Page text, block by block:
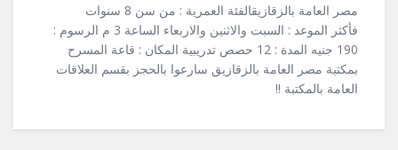
مصر العامة بالزقازيقالفئة العمرية : من سن 8 سنوات
فأكثر الموعد : السبت والاثنين والاربعاء الساعة 3 م الرسوم :
190 جنيه المدة : 12 حصص تدريبية المكان : قاعة المسرح
بمكتبة مصر العامة بالزقازيق سارعوا بالحجز بقسم العلاقات
العامة بالمكتبة !!